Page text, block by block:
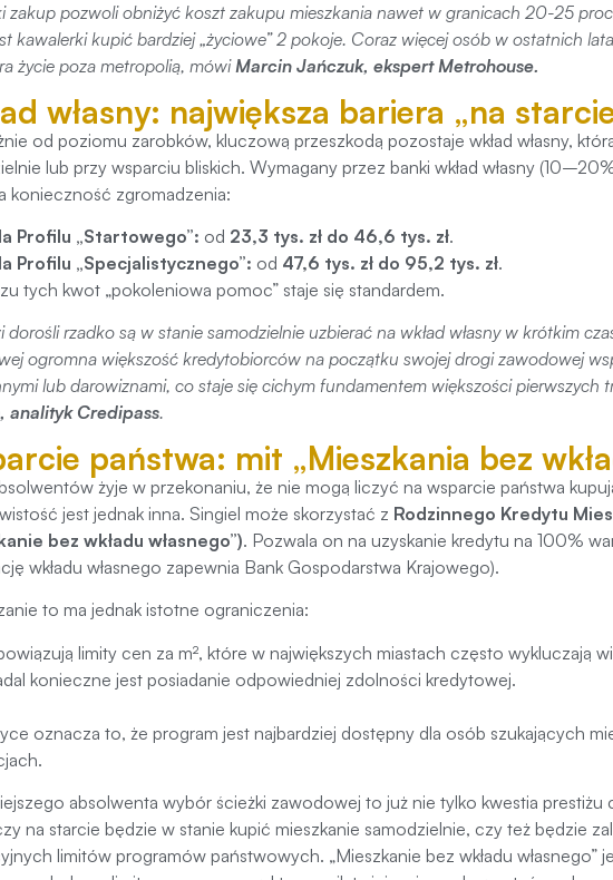
zakup pozwoli obniżyć koszt zakupu mieszkania nawet w granicach 20-25
kawalerki kupić bardziej „życiowe” 2 pokoje. Coraz więcej osób w ostatnich
życie poza metropolią, mówiMarcin Jańczuk, ekspert Metrohouse.
własny: największa bariera „na
od poziomu zarobków, kluczową przeszkodą pozostaje wkład własny,
lub przy wsparciu bliskich. Wymagany przez banki wkład własny
konieczność zgromadzenia:
Profilu „Startowego”: od 23,3 tys. zł do 46,6 tys. zł.
Profilu „Specjalistycznego”: od 47,6 tys. zł do 95,2 tys. zł.
tych kwot „pokoleniowa pomoc” staje się standardem.
dorośli rzadko są w stanie samodzielnie uzbierać na wkład własny w krótkim
ogromna większość kredytobiorców na początku swojej drogi zawodowej
lub darowiznami, co staje się cichym fundamentem większości pierwszych
analityk Credipass.
państwa: mit „Mieszkania bez
żyje w przekonaniu, że nie mogą liczyć na wsparcie państwa
jest jednak inna. Singiel może skorzystać z Rodzinnego Kredytu
bez wkładu własnego”). Pozwala on na uzyskanie kredytu na 100%
wkładu własnego zapewnia Bank Gospodarstwa Krajowego).
to ma jednak istotne ograniczenia:
limity cen za m², które w największych miastach często wykluczają
konieczne jest posiadanie odpowiedniej zdolności kredytowej.
oznacza to, że program jest najbardziej dostępny dla osób szukających
absolwenta wybór ścieżki zawodowej to już nie tylko kwestia prestiżu
na starcie będzie w stanie kupić mieszkanie samodzielnie, czy też będzie
limitów programów państwowych. „Mieszkanie bez wkładu własnego”